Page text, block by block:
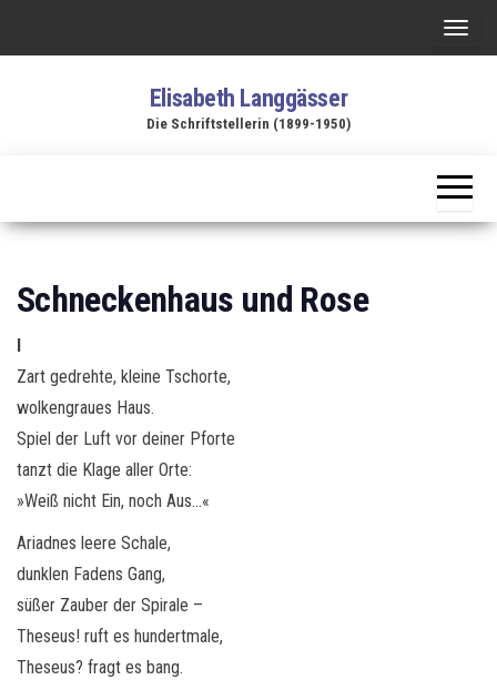
S
t
e
Elisabeth Langgässer
Die Schriftstellerin (1899-1950)
Schneckenhaus und Rose
I
Zart gedrehte, kleine Tschorte,
wolkengraues Haus.
Spiel der Luft vor deiner Pforte
tanzt die Klage aller Orte:
»Weiß nicht Ein, noch Aus…«
Ariadnes leere Schale,
dunklen Fadens Gang,
süßer Zauber der Spirale –
Theseus! ruft es hundertmale,
Theseus? fragt es bang.